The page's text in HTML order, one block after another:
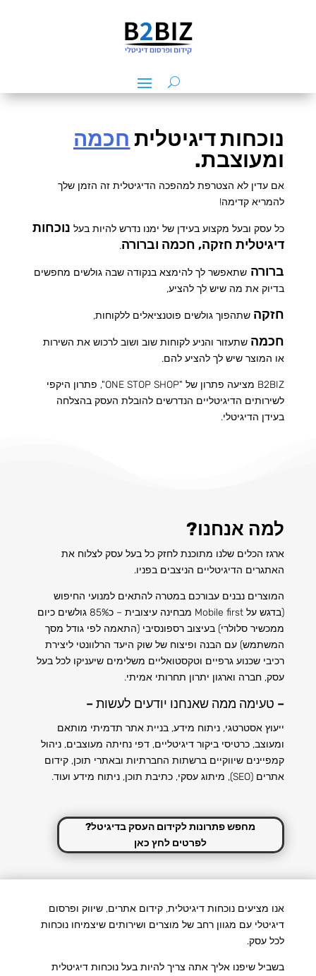
נוכחות דיגיטלית חכמה
ומעוצבת.
אם עדין לא הצטרפת למהפכה הדיגיטלית זה הזמן שלך
להמריא קדימה!
כל עסק ובעל מקצוע בעידן של ימנו נדרש להיות בעל נוכחות
דיגיטלית חזקה, חכמה וברורה.
ברורה שתאפשר לך להימצא בנקודה שבה גולשים מחפשים
בדיוק את מה שיש לך להציע,
חזקה שתהפוך גולשים פוטנציאלים ללקוחות,
חכמה שתעזור והניע לקוחות שוב ושוב לרכוש את השירות
או המוצר שיש לך להציע להם.
B2BIZ מציעה פתרון של "ONE STOP SHOP", פתרון היקפי
לשירותים הדיגיטליים הנדרשים להובלת העסק בהצלחה
בעידן הדיגיטלי.
למה אנחנו?
ארגז הכלים שלנו מתוכנת לחזק כל בעל עסק לצלוח את
האתגרים הדיגיטליים הניצבים בפניו.
המוצרים נבנים עבורכם במטרה להתאים למנועי החיפוש
(בדגש על
Mobile first מבחינה עיצובית – כ85% גולשים כיום
ממכשיר סלולרי) בעיצוב רספונסיבי (התאמה לפי גודל מסך
המשתמש) עם הבנה ופיצוח של שוק היעד הרלוונטי ליצירת
רכיבי שכנוע גרפיים וטקסטואליים משלימים שיעניקו לכל בעל
עסק, חברה וארגון יתרון תחרותי אמיתי.
– טעימה ממה שאנחנו יודעים לעשות –
ייעוץ אסטרטגי, ניתוח מידע, בניית אתר תדמיתי מותאם
ומעוצב, כרטיסי ביקור דיגיטליים, דפי נחיתה מעוצבים, ניהול
קמפיינים שיווקיים ברשתות החברתיות ובאתרי תוכן, קידום
אתרים (SEO), מיתוג עסקי, כתיבת תוכן, ניתוח מידע ועוד.
מחפש פתרונות לקידום העסק בדיגיטל?
לפרטים לחץ כאן
אנו מציעים נוכחות דיגיטלית, קידום אתרים, שיווק ופרסום
דיגיטלי עם מגוון רחב של מוצרים ושירותים שיצמיחו נוכחות
לכל עסק.
בשביל שיפנו אליך אתה צריך להיות בעל נוכחות דיגיטלית